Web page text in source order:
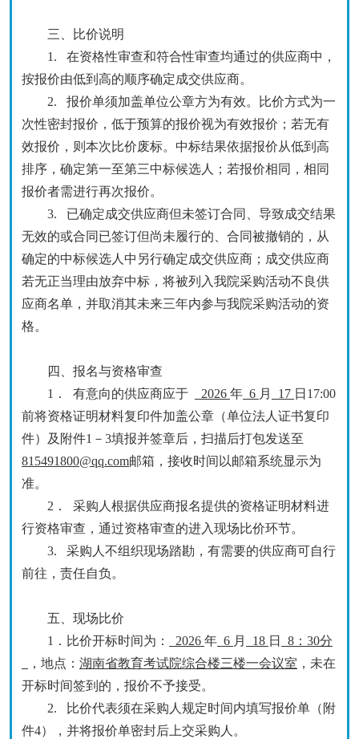
三、
比价说明
1. 在资格性审查和符合性审查均通过的供应商中，
按报价由低到高的顺序确定成交供应商。
2. 报价单须加盖单位公章方为有效。 比价方式为一
次性密封报价， 低于预算的报价视为有效报价；若无有
效报价，则本次比价废标。中标结果依据报价从低到 高
排序，确定第一至第三中标候选人；若报价相同，相同
报价者需进行再次报价。
3. 已确定成交供应商但未签订合同、导致成交结果
无效的或合同已签订但尚未履行的、合同被撤销的，从
确定的中标候选人中另行确定成交供应商；成交供应商
若无正当理由放弃中标，将被列入我院采购活动不良供
应商名单，并取消其未来三年内参与我院采购活动的资
格。
四、报名与资格审查
1．
有意向的供应商应于 2026 年 6 月 17 日 17:00
前将资格证明材料复印件加盖公章（单位法人 证书复印
件）及附件1－3填报并签章后，扫描后打包发送至
815491800@qq.com邮箱，接收时间以邮箱系统显示为
准。
2．
采购人 根据供应商报名提供的资格证明材料进
行资格审查，通过资格审查的进入现场比价环节。
3. 采购人不组织现场踏勘，有需要的供应商可自行
前往，责任自负。
五、现场比价
1． 比价开标时间为： 2026 年 6 月 18 日
8：30分
， 地点 ： 湖南省教育考试院综合楼三楼一会议室 ，未在
开标时间签到的，报价不予接受。
2. 比价代表须在采购人 规定时间内填写报价单（附
件4），并将报价单密封后上交采购人 。